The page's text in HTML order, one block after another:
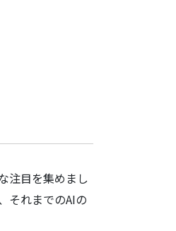
注目を集めまし
それまでのAIの